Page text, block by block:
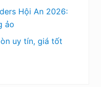
Hội An 2026:
ảo
uy tín, giá tốt